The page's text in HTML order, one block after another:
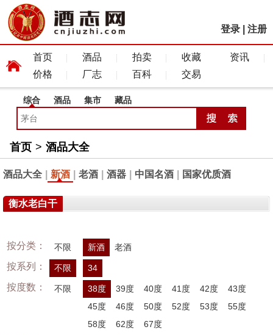
登录 注册
首页 酒品 拍卖 收藏
资讯
价格
厂志 百科 交易
综合 酒品 集市 藏品
首页 > 酒品大全
酒品大全 新酒 老酒 酒器 中国名酒 国家优质酒
衡水老白干
按分类： 不限 新酒 老酒
按系列： 不限 34
按度数： 不限 38度 39度 40度 41度 42度
43度
45度
46度 50度 52度 53度
55度
58度
62度 67度